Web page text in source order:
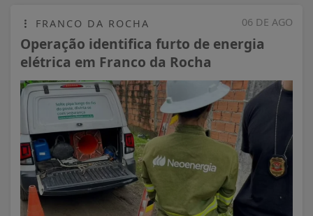
06 DE AGO
FRANCO DA ROCHA
Operação identifica furto de energia
elétrica em Franco da Rocha